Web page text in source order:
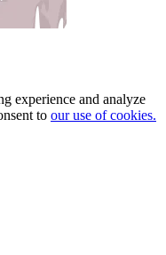
experience and analyze
to our use of cookies.